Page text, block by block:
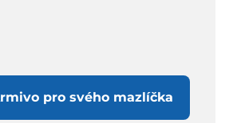
pro svého mazlíčka